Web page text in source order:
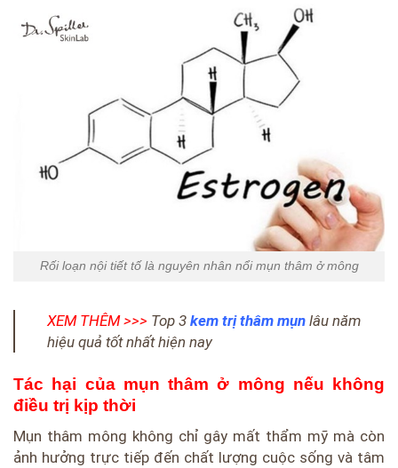
Rối loạn nội tiết tố là nguyên nhân nổi mụn thâm ở mông
XEM THÊM >>> Top 3 kem trị thâm mụn lâu năm
hiệu quả tốt nhất hiện nay
Tác hại của mụn thâm ở mông nếu không
điều trị kịp thời
Mụn thâm mông không chỉ gây mất thẩm mỹ mà còn
ảnh hưởng trực tiếp đến chất lượng cuộc sống và tâm